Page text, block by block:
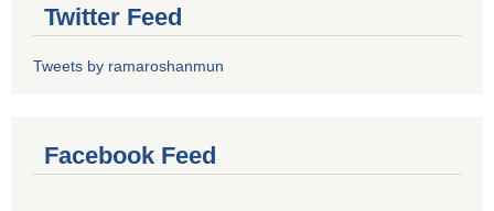
Twitter Feed
Tweets by ramaroshanmun
Facebook Feed